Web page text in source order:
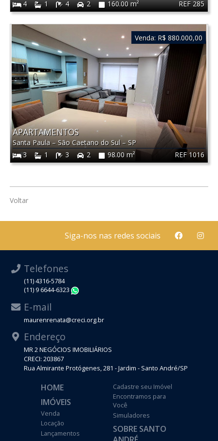
REF 285
4
1 4 2 160.00 m²
REF 1016
APARTAMENTOS
Santa Paula–São Caetano do Sul–SP
3
1 3 2 98.00 m²
Venda: R$ 880.000,00
Voltar
Siga-nos nas redes sociais
Telefones
(11) 4316-5784
(11) 9 6644-6323
E-mail
maurenrenata@creci.org.br
Endereço
MR 2 NEGÓCIOS IMOBILIÁRIOS
CRECI: 203867
Rua Almirante Protógenes, 281 - Jardim - Santo André/SP
HOME
IMÓVEIS
Venda
Locação
Lançamentos
Cadastre seu Imóvel
Encontramos para
Você
Simuladores
SOBRE SANTO